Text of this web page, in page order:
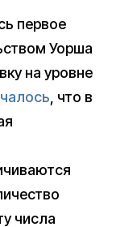
первое
Уорша
на уровне
, что в
числа